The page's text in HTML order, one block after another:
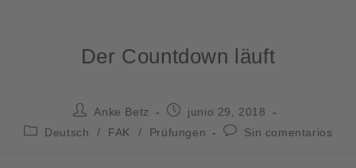
Der Countdown läuft
Anke Betz
junio 29, 2018
Deutsch
/ FAK / Prüfungen Sin comentarios